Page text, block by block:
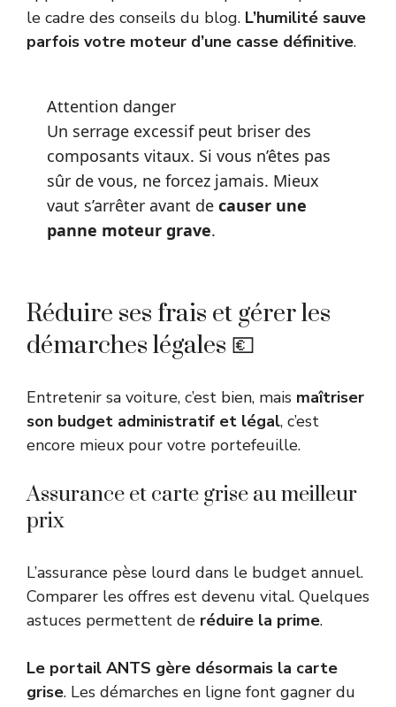
le cadre des conseils du blog. L’humilité sauve
parfois votre moteur d’une casse définitive.
Attention danger
Un serrage excessif peut briser des
composants vitaux. Si vous n’êtes pas
sûr de vous, ne forcez jamais. Mieux
vaut s’arrêter avant de causer une
panne moteur grave.
Réduire ses frais et gérer les
démarches légales 💶
Entretenir sa voiture, c’est bien, mais maîtriser
son budget administratif et légal, c’est
encore mieux pour votre portefeuille.
Assurance et carte grise au meilleur
prix
L’assurance pèse lourd dans le budget annuel.
Comparer les offres est devenu vital. Quelques
astuces permettent de réduire la prime.
Le portail ANTS gère désormais la carte
grise. Les démarches en ligne font gagner du